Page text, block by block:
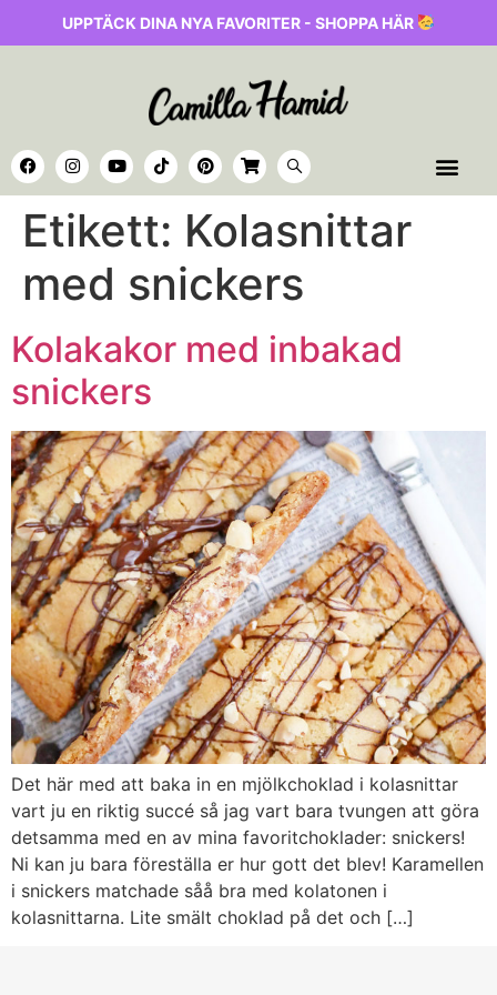
UPPTÄCK DINA NYA FAVORITER - SHOPPA HÄR
Etikett: Kolasnittar
med snickers
Kolakakor med inbakad
snickers
Det här med att baka in en mjölkchoklad i kolasnittar
vart ju en riktig succé så jag vart bara tvungen att göra
detsamma med en av mina favoritchoklader: snickers!
Ni kan ju bara föreställa er hur gott det blev! Karamellen
i snickers matchade såå bra med kolatonen i
kolasnittarna. Lite smält choklad på det och […]